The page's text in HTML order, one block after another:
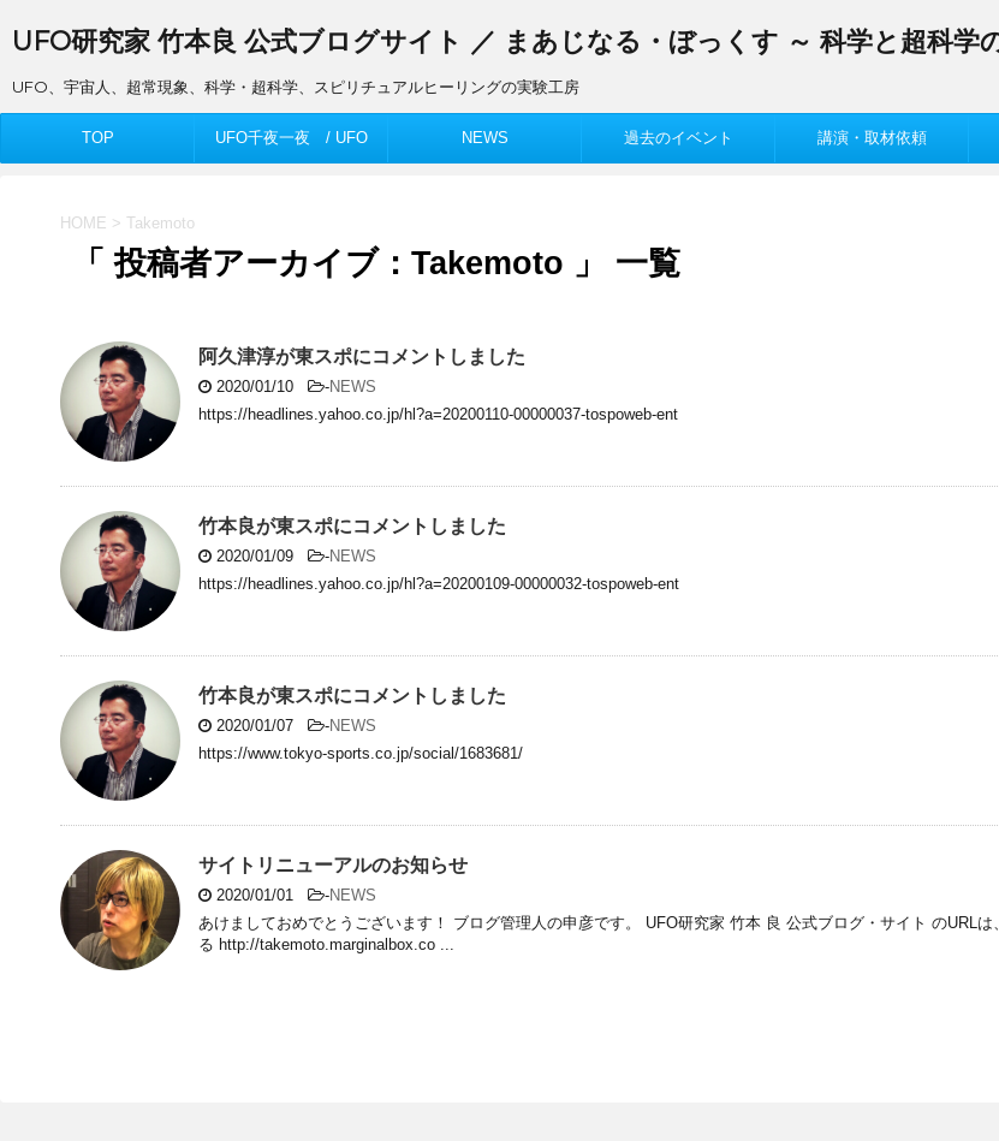
UFO研究家 竹本良 公式ブログサイト ／ まあじなる・ぼっくす ～ 科学と超科学
UFO、宇宙人、超常現象、科学・超科学、スピリチュアルヒーリングの実験工房
TOP UFO千夜一夜 / UFO NEWS 過去のイベント 講演・取材依頼
HOME > Takemoto
「 投稿者アーカイブ：Takemoto 」 一覧
阿久津淳が東スポにコメントしました
2020/01/10 -NEWS
https://headlines.yahoo.co.jp/hl?a=20200110-00000037-tospoweb-ent
竹本良が東スポにコメントしました
2020/01/09 -NEWS
https://headlines.yahoo.co.jp/hl?a=20200109-00000032-tospoweb-ent
竹本良が東スポにコメントしました
2020/01/07 -NEWS
https://www.tokyo-sports.co.jp/social/1683681/
サイトリニューアルのお知らせ
2020/01/01 -NEWS
あけましておめでとうございます！ ブログ管理人の申彦です。 UFO研究家 竹本 良 公式ブログ・サイト のURL
る http://takemoto.marginalbox.co ...